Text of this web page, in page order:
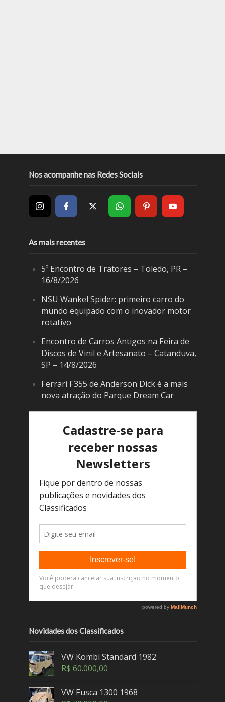
Nos acompanhe nas Redes Sociais
As mais recentes
5º Encontro de Tratores – Toledo, PR –
16/8/2026
NSU Wankel Spider: primeiro carro do
mundo equipado com o inovador motor
rotativo
Encontro de Carros Antigos na Feira de
Discos de Vinil e Artesanato – Catanduva,
SP – 14/8/2026
Ferrari F355 de Anderson Dick é a mais
nova atração do Parque Dream Car
Novidades dos Classificados
VW Kombi Standard 1982
R$ 60.000,00
VW Fusca 1300 1968